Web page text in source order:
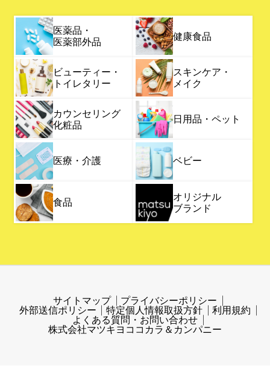
医薬品・
医薬部外品
健康食品
ビューティー・
トイレタリー
スキンケア・
メイク
カウンセリング
化粧品
日用品・ペット
医療・介護 ベビー
食品
オリジナル
ブランド
サイトマップ
プライバシーポリシー
外部送信ポリシー
特定個人情報取扱方針
利用規約
よくある質問・お問い合わせ
株式会社マツキヨココカラ＆カンパニー